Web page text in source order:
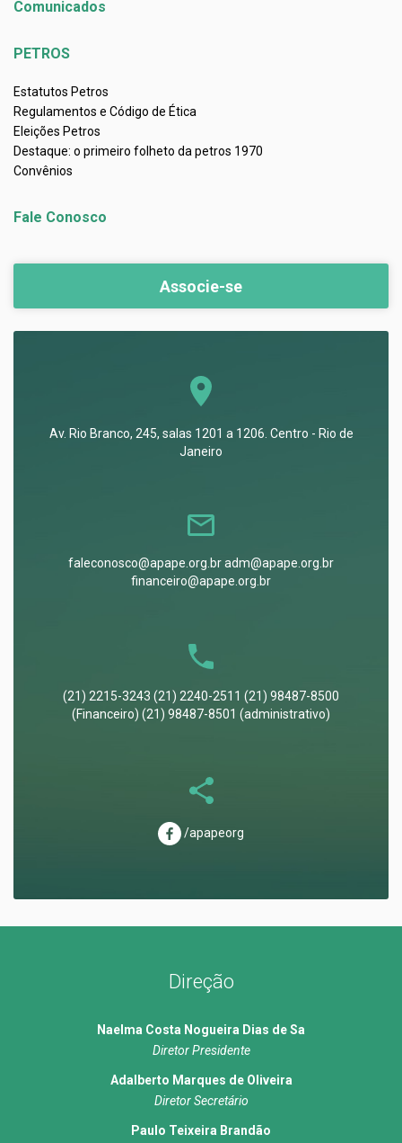
Comunicados
PETROS
Estatutos Petros
Regulamentos e Código de Ética
Eleições Petros
Destaque: o primeiro folheto da petros 1970
Convênios
Fale Conosco
Associe-se
Av. Rio Branco, 245, salas 1201 a 1206. Centro - Rio de
Janeiro
faleconosco@apape.org.br adm@apape.org.br
financeiro@apape.org.br
(21) 2215-3243 (21) 2240-2511 (21) 98487-8500
(Financeiro) (21) 98487-8501 (administrativo)
/apapeorg
Direção
Naelma Costa Nogueira Dias de Sa
Diretor Presidente
Adalberto Marques de Oliveira
Diretor Secretário
Paulo Teixeira Brandão